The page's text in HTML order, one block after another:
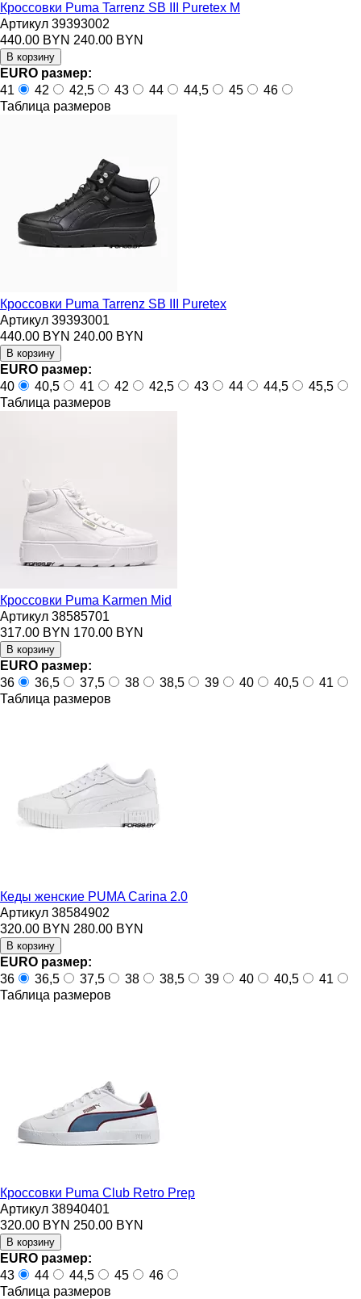
Кроссовки Puma Tarrenz SB III Puretex M
Артикул 39393002
440.00 BYN 240.00 BYN
EURO размер:
41
42 42,5 43 44 44,5 45
46
Таблица размеров
Кроссовки Puma Tarrenz SB III Puretex
Артикул 39393001
440.00 BYN 240.00 BYN
EURO размер:
40
40,5 41 42 42,5 43 44 44,5
45,5
Таблица размеров
Кроссовки Puma Karmen Mid
Артикул 38585701
317.00 BYN 170.00 BYN
EURO размер:
36
36,5 37,5 38 38,5 39 40 40,5
41
Таблица размеров
Кеды женские PUMA Carina 2.0
Артикул 38584902
320.00 BYN 280.00 BYN
EURO размер:
36
36,5 37,5 38 38,5 39 40 40,5
41
Таблица размеров
Кроссовки Puma Club Retro Prep
Артикул 38940401
320.00 BYN 250.00 BYN
EURO размер:
43
44 44,5 45
46
Таблица размеров